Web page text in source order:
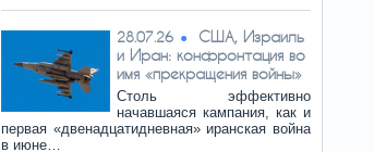
28.07.26
США, Израиль
и Иран: конфронтация во
имя «прекращения войны»
Столь эффективно
начавшаяся кампания, как и
первая «двенадцатидневная» иранская война
в июне…